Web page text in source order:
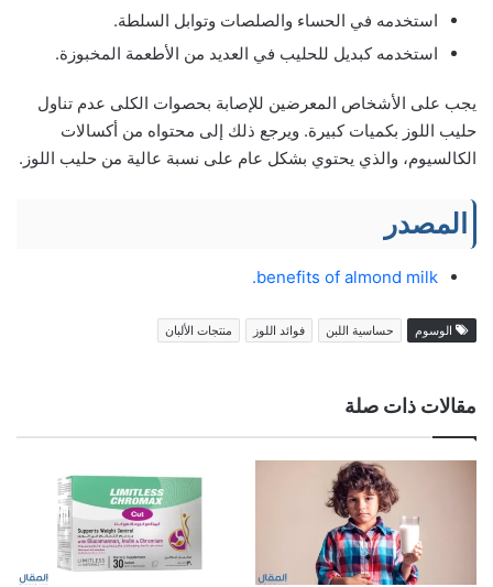
استخدمه في الحساء والصلصات وتوابل السلطة.
استخدمه كبديل للحليب في العديد من الأطعمة المخبوزة.
يجب على الأشخاص المعرضين للإصابة بحصوات الكلى عدم تناول
حليب اللوز بكميات كبيرة. ويرجع ذلك إلى محتواه من أكسالات
الكالسيوم، والذي يحتوي بشكل عام على نسبة عالية من حليب اللوز.
المصدر
benefits of almond milk.
الوسوم حساسية اللبن فوائد اللوز منتجات الألبان
مقالات ذات صلة